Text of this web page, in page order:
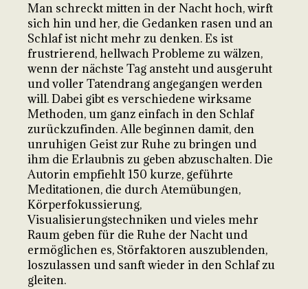
Man schreckt mitten in der Nacht hoch, wirft
sich hin und her, die Gedanken rasen und an
Schlaf ist nicht mehr zu denken. Es ist
frustrierend, hellwach Probleme zu wälzen,
wenn der nächste Tag ansteht und ausgeruht
und voller Tatendrang angegangen werden
will. Dabei gibt es verschiedene wirksame
Methoden, um ganz einfach in den Schlaf
zurückzufinden. Alle beginnen damit, den
unruhigen Geist zur Ruhe zu bringen und
ihm die Erlaubnis zu geben abzuschalten. Die
Autorin empfiehlt 150 kurze, geführte
Meditationen, die durch Atemübungen,
Körperfokussierung,
Visualisierungstechniken und vieles mehr
Raum geben für die Ruhe der Nacht und
ermöglichen es, Störfaktoren auszublenden,
loszulassen und sanft wieder in den Schlaf zu
gleiten.